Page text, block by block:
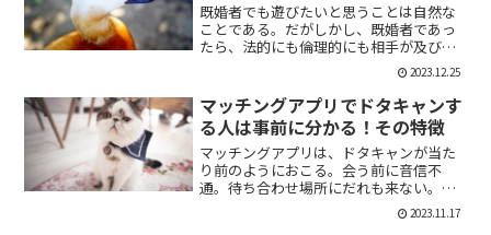
既婚者でも遊びたいと思うことは自然な
ことである。だがしかし、既婚者であっ
たら、法的にも倫理的にも相手が及び腰
になることは明らかだ。では、既婚者で
あることを言わない方がいいのか。否、
それは違う。既婚者であることを伝える
メリット出会い系で既婚者...
2023.12.25
マッチングアプリでドタキャンす
る人は事前に分かる！その特徴
マッチングアプリは、ドタキャンが当た
り前のようにおこる。会う前に音信不
通。待ち合わせ場所にだれも来ない。そ
んなの普通だ。迷惑な話だが、このドタ
キャン野郎どもは見分けることができ
2023.11.17